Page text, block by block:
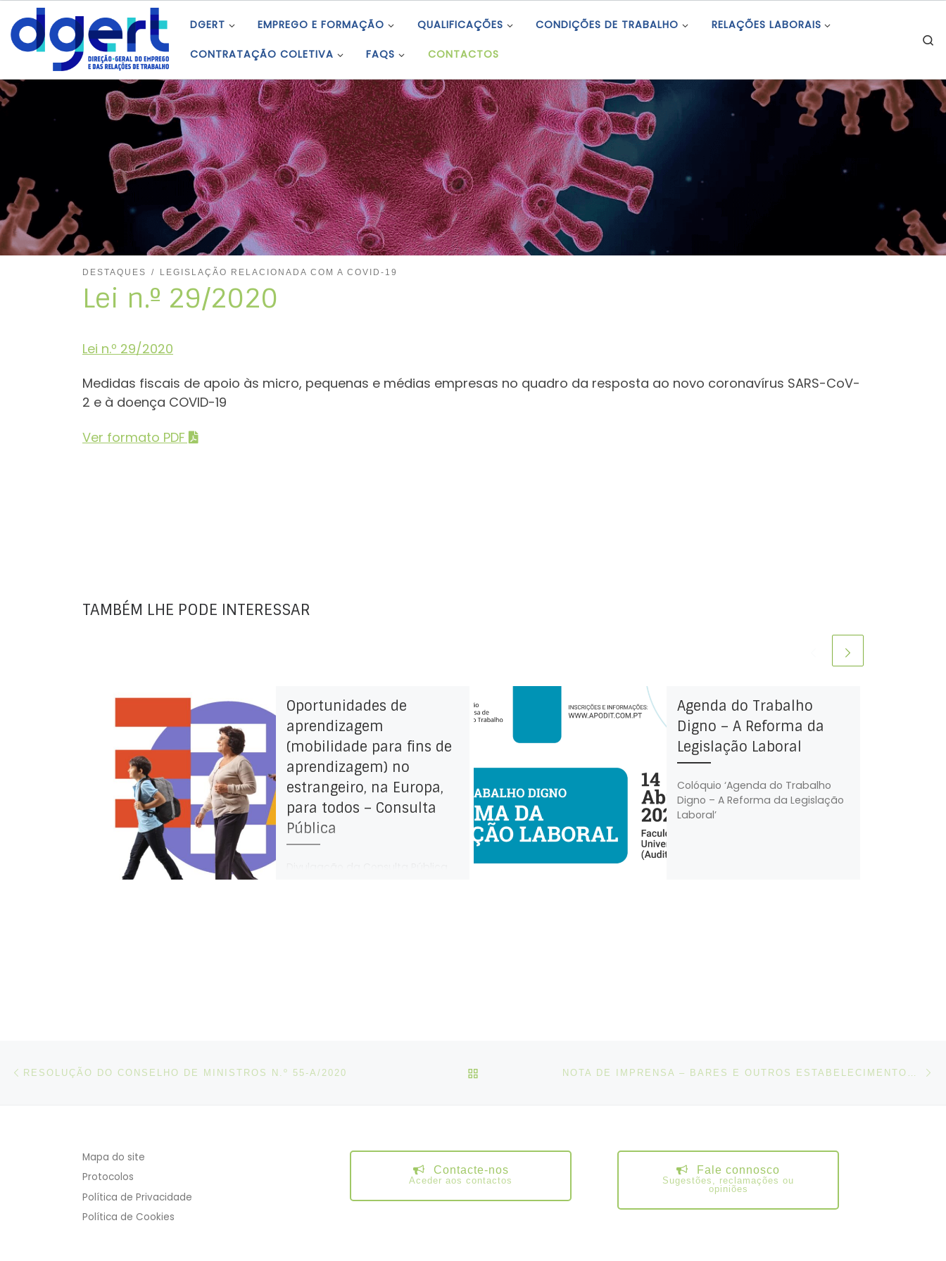
Skip to content DGERT EMPREGO E FORMAÇÃO QUALIFICAÇÕES CONDIÇÕES DE TRABALHO RELAÇÕES LABORAIS
CONTRATAÇÃO COLETIVA FAQS CONTACTOS
DESTAQUES LEGISLAÇÃO RELACIONADA COM A COVID-19
Lei n.º 29/2020
Lei n.º 29/2020
Medidas fiscais de apoio às micro, pequenas e médias empresas no quadro da resposta ao novo coronavírus SARS-CoV-
2 e à doença COVID-19
Ver formato PDF
TAMBÉM LHE PODE INTERESSAR
Oportunidades de
aprendizagem
(mobilidade para fins de
aprendizagem) no
estrangeiro, na Europa,
para todos – Consulta
Pública
Agenda do Trabalho
Digno – A Reforma da
Legislação Laboral
Colóquio ‘Agenda do Trabalho
Digno – A Reforma da Legislação
Laboral’
Post navigation
RESOLUÇÃO DO CONSELHO DE MINISTROS N.º 55-A/2020 VOLTAR À LISTA DE ARTIGOS
Mapa do site
Protocolos
Política de Privacidade
Política de Cookies
Contacte-nos
Aceder aos contactos
Fale connosco
Sugestões, reclamações ou
opiniões